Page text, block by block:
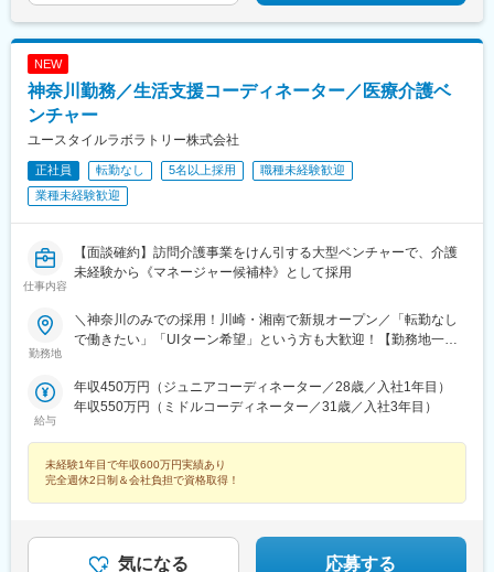
NEW
神奈川勤務／生活支援コーディネーター／医療介護ベ
ンチャー
ユースタイルラボラトリー株式会社
正社員 転勤なし 5名以上採用
職種未経験歓迎
業種未経験歓迎
仕事内容
【面談確約】訪問介護事業をけん引する大型ベンチャーで、介護
未経験から《マネージャー候補枠》として採用
勤務地
＼神奈川のみでの採用！川崎・湘南で新規オープン／「転勤なし
で働きたい」「UIターン希望」という方も大歓迎！【勤務地一
区、磯子区、金沢区、港北区、戸塚区、港南区、旭区、緑区、瀬
谷区、栄区、泉区、青葉区、都筑区＜川崎市＞川崎区、幸区、中
区、南区＜その他＞横須賀市、平塚市、鎌倉市、藤沢市、茅ヶ崎
市、逗子市、三浦市、秦野市、厚木市、大和市、伊勢原市、海老
名市、座間市、綾瀬市、葉山町、寒川町、大磯町、二宮町、松田
にご相談ください！☆将来的に全国のご希望勤務地へUIターン可
能・初期費用会社負担等の移住支援あり（規定有）・UIターン転
給与
年収450万円（ジュニアコーディネーター／28歳／入社1年目）
年収550万円（ミドルコーディネーター／31歳／入社3年目）
未経験1年目で年収600万円実績あり
完全週休2日制＆会社負担で資格取得！
気になる 応募する